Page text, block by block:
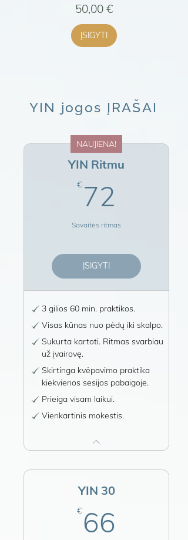
Kaina
50,00 €
ĮSIGYTI
YIN jogos ĮRAŠAI
NAUJIENA!
YIN Ritmu
€ 72
Savaitės ritmas
ĮSIGYTI
3 gilios 60 min. praktikos.
Visas kūnas nuo pėdų iki skalpo.
Sukurta kartoti. Ritmas svarbiau
už įvairovę.
Skirtinga kvėpavimo praktika
kiekvienos sesijos pabaigoje.
Prieiga visam laikui.
Vienkartinis mokestis.
YIN 30
€ 66